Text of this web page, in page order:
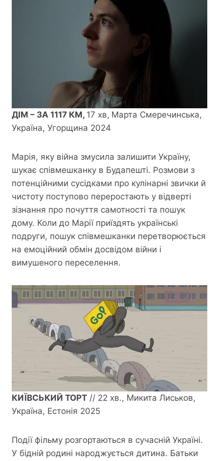
ДІМ – ЗА 1117 КМ, 17 хв, Марта Смеречинська,
Україна, Угорщина 2024
Марія, яку війна змусила залишити Україну,
шукає співмешканку в Будапешті. Розмови з
потенційними сусідками про кулінарні звички й
чистоту поступово переростають у відверті
зізнання про почуття самотності та пошук
дому. Коли до Марії приїздять українські
подруги, пошук співмешканки перетворюється
на емоційний обмін досвідом війни і
вимушеного переселення.
КИЇВСЬКИЙ ТОРТ // 22 хв., Микита Лиськов,
Україна, Естонія 2025
Події фільму розгортаються в сучасній Україні.
У бідній родині народжується дитина. Батьки